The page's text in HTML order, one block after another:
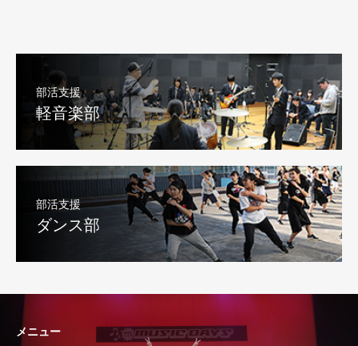
部活支援
軽音楽部
部活支援
ダンス部
メニュー